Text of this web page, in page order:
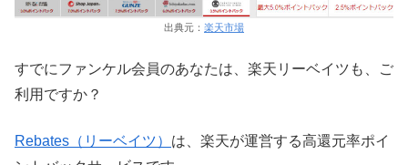
出典元： 楽天市場
すでにファンケル会員のあなたは、楽天リーベイツも、ご
利用ですか？
Rebates（リーベイツ） は、楽天が運営する高還元率ポイ